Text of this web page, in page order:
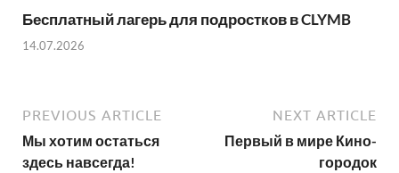
Бесплатный лагерь для подростков в CLYMB
14.07.2026
PREVIOUS ARTICLE
Мы хотим остаться
здесь навсегда!
NEXT ARTICLE
Первый в мире Кино-
городок